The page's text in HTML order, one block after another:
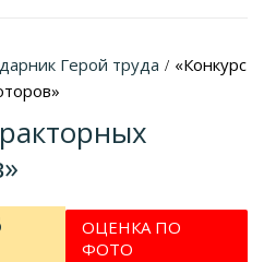
Герой труда / «Конкурс
ОЦЕНКА ПО
ФОТО